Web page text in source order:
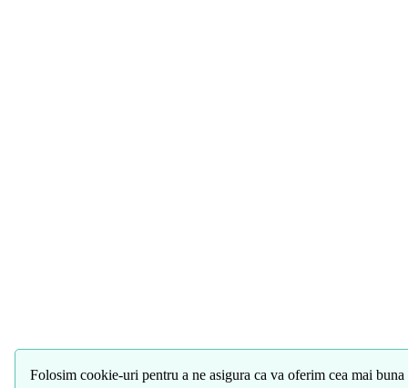
Folosim cookie-uri pentru a ne asigura ca va oferim cea mai